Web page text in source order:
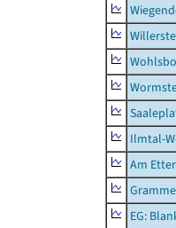
Ilmtal-
Am
EG: